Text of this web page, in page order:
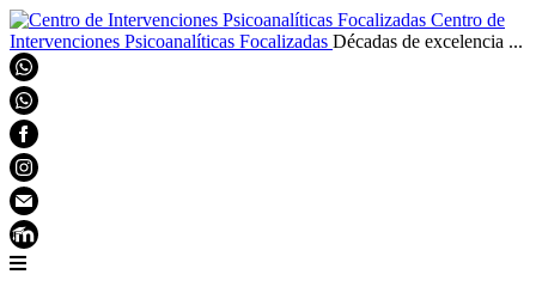
Centro de
Intervenciones Psicoanalíticas Focalizadas Décadas de excelencia ...